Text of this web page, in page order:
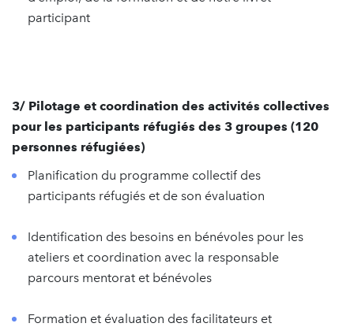
participant
3/ Pilotage et coordination des activités collectives
pour les participants réfugiés des 3 groupes (120
personnes réfugiées)
Planification du programme collectif des
participants réfugiés et de son évaluation
Identification des besoins en bénévoles pour les
ateliers et coordination avec la responsable
parcours mentorat et bénévoles
Formation et évaluation des facilitateurs et